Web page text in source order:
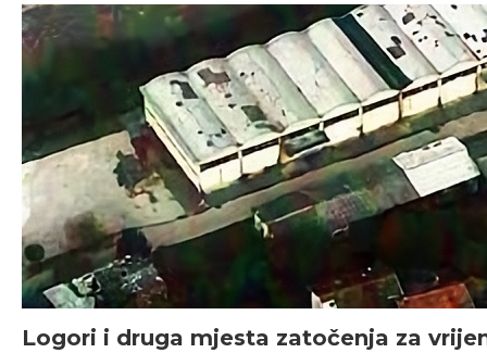
Logori i druga mjesta zatočenja za